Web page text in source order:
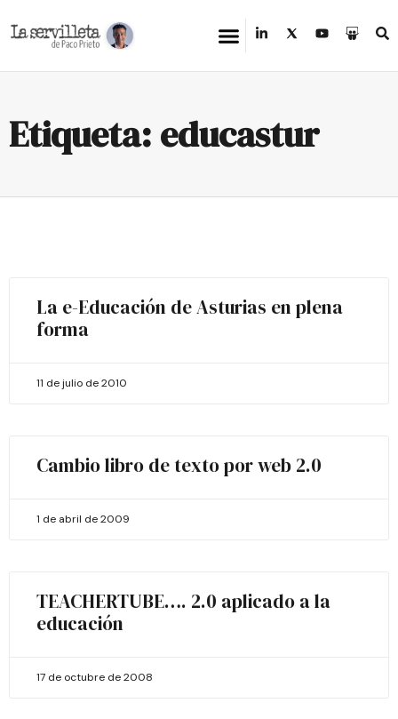
Etiqueta: educastur
La e-Educación de Asturias en plena
forma
11 de julio de 2010
Cambio libro de texto por web 2.0
1 de abril de 2009
TEACHERTUBE…. 2.0 aplicado a la
educación
17 de octubre de 2008